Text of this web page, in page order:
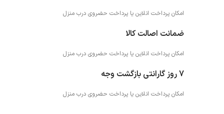
امکان پرداخت انلاین یا پرداخت حضروی درب منزل
ضمانت اصالت کالا
امکان پرداخت انلاین یا پرداخت حضروی درب منزل
7 روز گارانتی بازگشت وجه
امکان پرداخت انلاین یا پرداخت حضروی درب منزل